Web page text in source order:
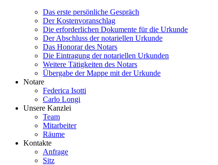
Das erste persönliche Gespräch
Der Kostenvoranschlag
Die erforderlichen Dokumente für die Urkunde
Der Abschluss der notariellen Urkunde
Das Honorar des Notars
Die Eintragung der notariellen Urkunden
Weitere Tätigkeiten des Notars
Übergabe der Mappe mit der Urkunde
Notare
Federica Isotti
Carlo Longi
Unsere Kanzlei
Team
Mitarbeiter
Räume
Kontakte
Anfrage
Sitz